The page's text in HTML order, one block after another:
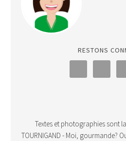
RESTONS
Textes et photographies sont
TOURNIGAND - Moi, gourmande?